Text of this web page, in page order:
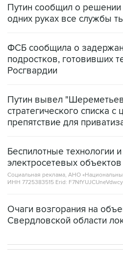
Путин сообщил о решении
одних руках все службы
ФСБ сообщила о
подростков, готовивших
Росгвардии
Путин вывел
стратегического списка с
препятствие для
Беспилотные технологии
электросетевых
Социальная реклама, АНО
ИНН 7725383515 Erid:
Очаги возгорания на
Свердловской области